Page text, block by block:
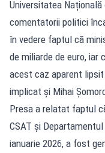
Universitatea
comentatorii politici
în vedere faptul că
de miliarde de euro,
acest caz aparent
implicat și Mihai
Presa a relatat faptul
CSAT și
ianuarie 2026, a fost